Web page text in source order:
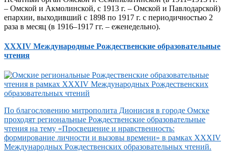
– Омской и Акмолинской, с 1913 г. – Омской и Павлодарской)
епархии, выходивший с 1898 по 1917 г. с периодичностью 2
раза в месяц (в 1916–1917 гг. – еженедельно).
XXXIV Международные Рождественские образовательные
чтения
По благословению митрополита Дионисия в городе Омске
проходят региональные Рождественские образовательные
чтения на тему «Просвещение и нравственность:
формирование личности и вызовы времени» в рамках XXXIV
Международных Рождественских образовательных чтений.